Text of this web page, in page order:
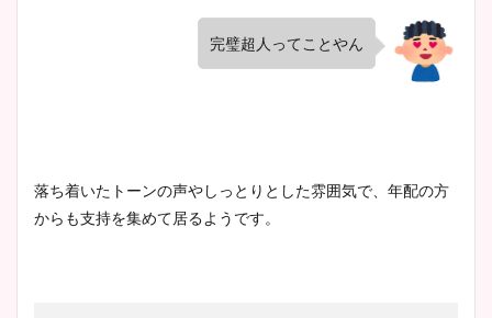
完璧超人ってことやん
落ち着いたトーンの声やしっとりとした雰囲気で、年配の方
からも支持を集めて居るようです。